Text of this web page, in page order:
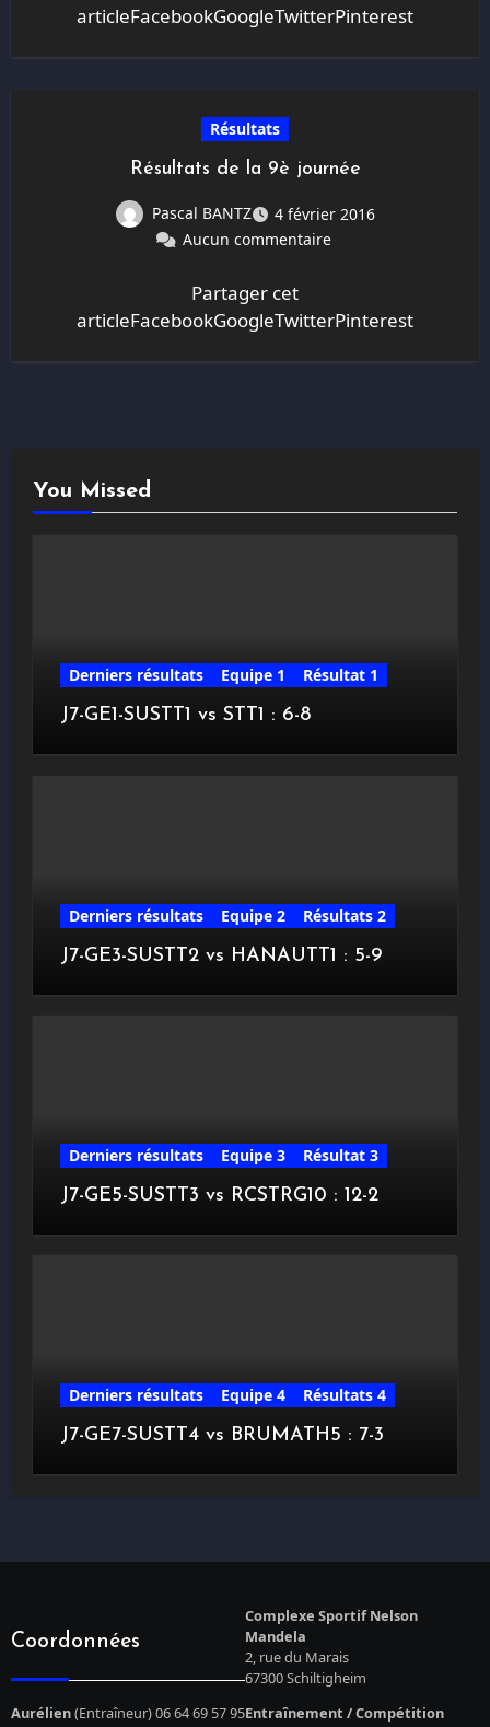
articleFacebookGoogleTwitterPinterest
Résultats
Résultats de la 9è journée
Pascal BANTZ
4 février 2016
Aucun commentaire
Partager cet
articleFacebookGoogleTwitterPinterest
You Missed
Derniers résultats Equipe 1
Résultat 1
J7-GE1-SUSTT1 vs STT1 : 6-8
Derniers résultats Equipe 2
Résultats 2
J7-GE3-SUSTT2 vs HANAUTT1 : 5-9
Derniers résultats Equipe 3
Résultat 3
J7-GE5-SUSTT3 vs RCSTRG10 : 12-2
Derniers résultats Equipe 4
Résultats 4
J7-GE7-SUSTT4 vs BRUMATH5 : 7-3
Coordonnées
Complexe Sportif Nelson
Mandela
2, rue du Marais
67300 Schiltigheim
Aurélien(Entraîneur) 06 64 69 57 95Entraînement / Compétition